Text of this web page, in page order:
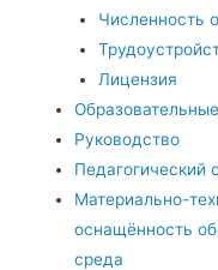
Численность
Лицензия
Руководство
Педагогический
Материально-
оснащённость
среда